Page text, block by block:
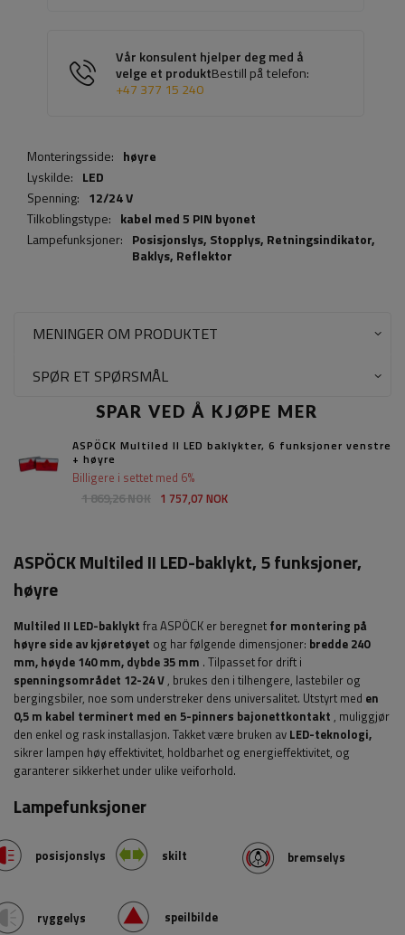
Vår konsulent hjelper deg med å
velge et produktBestill på telefon:
+47 377 15 240
Monteringsside: høyre
Lyskilde: LED
Spenning: 12/24 V
Tilkoblingstype: kabel med 5 PIN byonet
Lampefunksjoner: Posisjonslys, Stopplys, Retningsindikator,
Baklys, Reflektor
MENINGER OM PRODUKTET
SPØR ET SPØRSMÅL
SPAR VED Å KJØPE MER
ASPÖCK Multiled II LED baklykter, 6 funksjoner venstre
+ høyre
1 869,26 NOK 1 757,07 NOK
Billigere i settet med 6%
ASPÖCK Multiled II LED-baklykt, 5 funksjoner,
høyre
Multiled II LED-baklykt fra ASPÖCK er beregnet for montering på
høyre side av kjøretøyet og har følgende dimensjoner: bredde 240
mm, høyde 140 mm, dybde 35 mm . Tilpasset for drift i
spenningsområdet 12-24 V, brukes den i tilhengere, lastebiler og
bergingsbiler, noe som understreker dens universalitet. Utstyrt med en
0,5 m kabel terminert med en 5-pinners bajonettkontakt , muliggjør
den enkel og rask installasjon. Takket være bruken av LED-teknologi,
sikrer lampen høy effektivitet, holdbarhet og energieffektivitet, og
garanterer sikkerhet under ulike veiforhold.
Lampefunksjoner
posisjonslys
ryggelys
skilt
speilbilde
bremselys